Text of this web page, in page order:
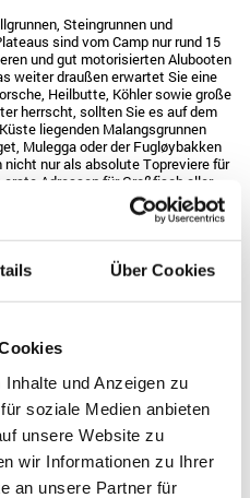
Über Cookies
und Anzeigen zu
soziale Medien anbieten
unsere Website zu
wir Informationen zu Ihrer
an unsere Partner für
Steingrunnen und
sind vom Camp nur rund 15
und gut motorisierten Alubooten
weiter draußen erwartet Sie eine
Heilbutte, Köhler sowie große
herrscht, sollten Sie es auf dem
liegenden Malangsgrunnen
Mulegga oder der Fugløybakken
nur als absolute Topreviere für
Adressen für Großfisch aller
exklusive Treibstoff
E-
€ 969,00 je Woche,
exklusive Treibstoff
E-
€ 969,00 je Woche,
exklusive Treibstoff